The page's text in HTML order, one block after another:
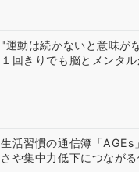
"運動は続かないと意味が
１回きりでも脳とメンタ
生活習慣の通信簿「AGEs
さや集中力低下につなが